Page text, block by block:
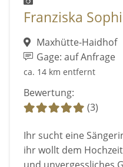
Franziska
Maxhütte-Haidhof
Gage: auf Anfrage
ca. 14 km entfernt
Bewertung:
(3)
Ihr sucht eine
ihr wollt dem